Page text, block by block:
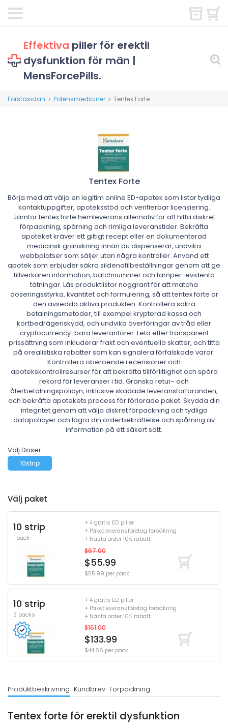
Effektiva piller för erektil
dysfunktion för män |
MensForcePills.
Förstasidan > Potensmediciner > Tentex Forte
Tentex Forte
Börja med att välja en legitim online ED-apotek som listar tydliga
kontaktuppgifter, apoteksstöd och verifierbar licensiering.
Jämför tentex forte hemleverans alternativ för att hitta diskret
förpackning, spårning och rimliga leveranstider. Bekräfta
apoteket kräver ett giltigt recept eller en dokumenterad
medicinsk granskning innan du dispenserar, undvika
webbplatser som säljer utan några kontroller. Använd ett
apotek som erbjuder säkra sildenafilbeställningar genom att ge
tillverkaren information, batchnummer och tamper-evidenta
tätningar. Läs produktlistor noggrant för att matcha
doseringsstyrka, kvantitet och formulering, så att tentex forte är
den avsedda aktiva produkten. Kontrollera säkra
betalningsmetoder, till exempel krypterad kassa och
kortbedrägeriskydd, och undvika överföringar av tråd eller
cryptocurrency-bara leverantörer. Leta efter transparent
prissättning som inkluderar frakt och eventuella skatter, och titta
på orealistiska rabatter som kan signalera förfalskade varor.
Kontrollera oberoende recensioner och
apotekskontrollresurser för att bekräfta tillförlitlighet och spåra
rekord för leveranser i tid. Granska retur- och
återbetalningspolicyn, inklusive skadade leveransförfaranden,
och bekräfta apotekets process för förlorade paket. Skydda din
integritet genom att välja diskret förpackning och tydliga
datapolicyer och lagra din orderbekräftelse och spårning av
information på ett säkert sätt.
Välj Doser:
10strip
Välj paket
10 strip
1 pack
+ 4 gratis ED piller
+ Paketleveransföretag försäkring
+ Nästa order 10% rabatt
$67.00
$55.99
$55.99 per pack
10 strip
3 packs
+ 4 gratis ED piller
+ Paketleveransföretag försäkring
+ Nästa order 10% rabatt
$161.00
$133.99
$44.66 per pack
Produktbeskrivning Kundbrev Förpackning
Tentex forte för erektil dysfunktion